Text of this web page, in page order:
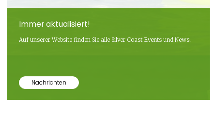
Immer aktualisiert!
Auf unserer Website finden Sie alle Silver Coast Events und News.
Nachrichten